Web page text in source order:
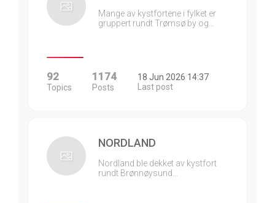
Mange av kystfortene i fylket er
gruppert rundt Trømsø by og…
92
Topics
1174
Posts
18 Jun 2026 14:37
Last post
NORDLAND
Nordland ble dekket av kystfort
rundt Brønnøysund…